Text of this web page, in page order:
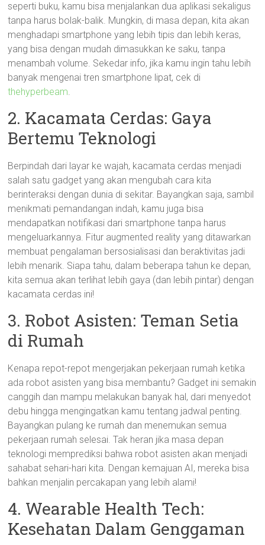
seperti buku, kamu bisa menjalankan dua aplikasi sekaligus
tanpa harus bolak-balik. Mungkin, di masa depan, kita akan
menghadapi smartphone yang lebih tipis dan lebih keras,
yang bisa dengan mudah dimasukkan ke saku, tanpa
menambah volume. Sekedar info, jika kamu ingin tahu lebih
banyak mengenai tren smartphone lipat, cek di
thehyperbeam.
2. Kacamata Cerdas: Gaya
Bertemu Teknologi
Berpindah dari layar ke wajah, kacamata cerdas menjadi
salah satu gadget yang akan mengubah cara kita
berinteraksi dengan dunia di sekitar. Bayangkan saja, sambil
menikmati pemandangan indah, kamu juga bisa
mendapatkan notifikasi dari smartphone tanpa harus
mengeluarkannya. Fitur augmented reality yang ditawarkan
membuat pengalaman bersosialisasi dan beraktivitas jadi
lebih menarik. Siapa tahu, dalam beberapa tahun ke depan,
kita semua akan terlihat lebih gaya (dan lebih pintar) dengan
kacamata cerdas ini!
3. Robot Asisten: Teman Setia
di Rumah
Kenapa repot-repot mengerjakan pekerjaan rumah ketika
ada robot asisten yang bisa membantu? Gadget ini semakin
canggih dan mampu melakukan banyak hal, dari menyedot
debu hingga mengingatkan kamu tentang jadwal penting.
Bayangkan pulang ke rumah dan menemukan semua
pekerjaan rumah selesai. Tak heran jika masa depan
teknologi memprediksi bahwa robot asisten akan menjadi
sahabat sehari-hari kita. Dengan kemajuan AI, mereka bisa
bahkan menjalin percakapan yang lebih alami!
4. Wearable Health Tech:
Kesehatan Dalam Genggaman